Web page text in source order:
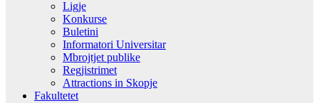
Ligje
Konkurse
Buletini
Informatori Universitar
Mbrojtjet publike
Regjistrimet
Attractions in Skopje
Fakultetet